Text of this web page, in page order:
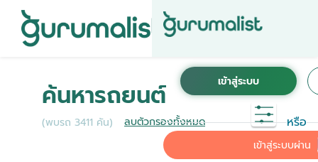
หรือ
เข้าสู่ระบบผ่าน
ค้นหารถยนต์
(พบรถ 3411 คัน) ลบตัวกรองทั้งหมด
เพื่อการใช้งานที่สะดวกที่สุด ระบบจะทำการเชื่อม
ต่อบัญชีการใช้งาน KINTO ของคุณเข้ากับ
Gurumalist